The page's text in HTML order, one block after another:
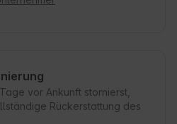
vor Ankunft stornierst,
Rückerstattung des